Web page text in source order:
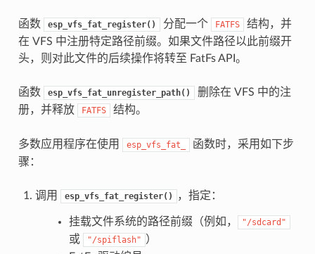
函数 esp_vfs_fat_register() 分配一个 FATFS
结构，并
在 VFS 中注册特定路径前缀。如果文件路径以此前缀开
头，则对此文件的后续操作将转至 FatFs API。
函数 esp_vfs_fat_unregister_path()
删除在 VFS 中的注
册，并释放
FATFS 结构。
多数应用程序在使用 esp_vfs_fat_
函数时，采用如下步
骤：
调用 esp_vfs_fat_register() ，指定：
挂载文件系统的路径前缀（例如， "/sdcard"
或 "/spiflash"
）